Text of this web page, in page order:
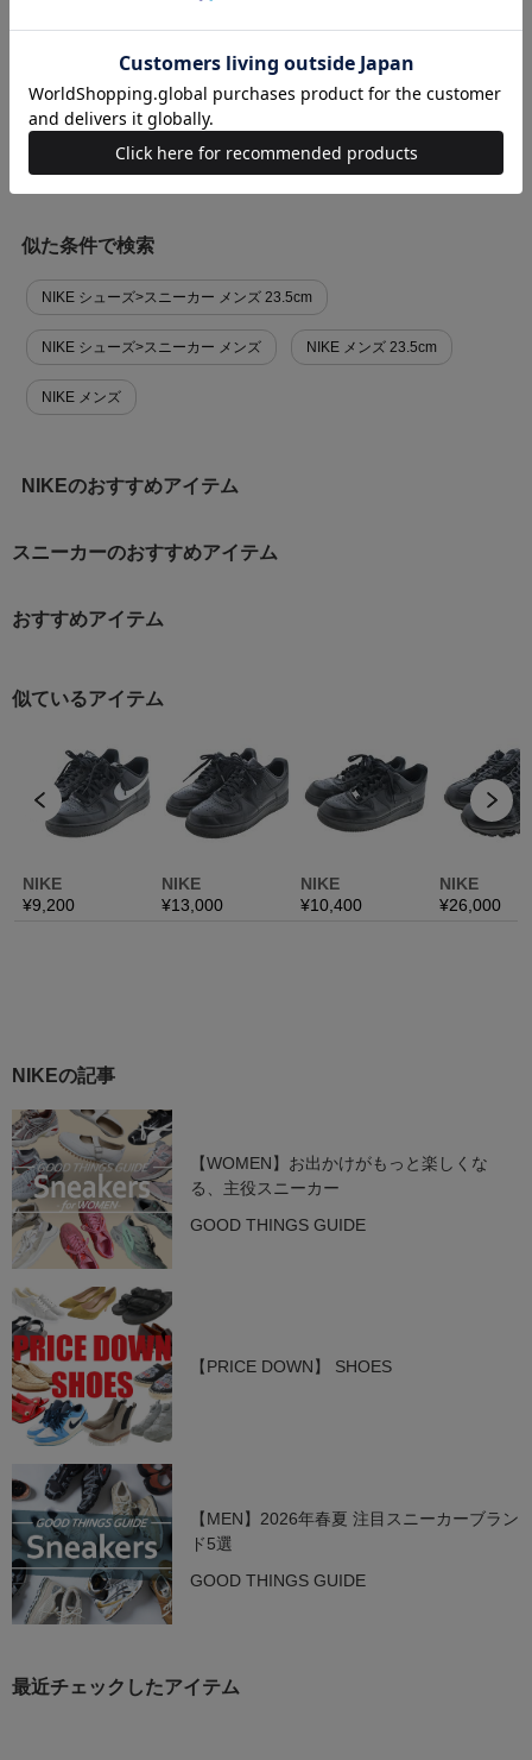
商品に関する問い合わせ
似た条件で検索
NIKE シューズ>スニーカー メンズ 23.5cm
NIKE シューズ>スニーカー メンズ NIKE メンズ 23.5cm
NIKE メンズ
NIKEのおすすめアイテム
スニーカーのおすすめアイテム
おすすめアイテム
NIKEの記事
【WOMEN】お出かけがもっと楽しくな
る、主役スニーカー
GOOD THINGS GUIDE
【PRICE DOWN】 SHOES
【MEN】2026年春夏 注目スニーカーブラン
ド5選
GOOD THINGS GUIDE
最近チェックしたアイテム